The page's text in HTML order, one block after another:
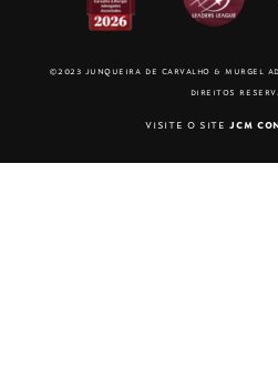
©2023 junqueira de carvalho & murgel
direitos
visite o sitejcm